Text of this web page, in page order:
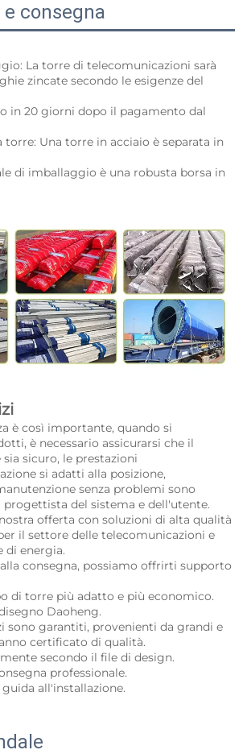
consegna
La torre di telecomunicazioni sarà
zincate secondo le esigenze del
in 20 giorni dopo il pagamento dal
Una torre in acciaio è separata in
di imballaggio è una robusta borsa in
è così importante, quando si
è necessario assicurarsi che il
sicuro, le prestazioni
si adatti alla posizione,
senza problemi sono
progettista del sistema e dell'utente.
offerta con soluzioni di alta qualità
il settore delle telecomunicazioni e
di energia.
consegna, possiamo offrirti supporto
di torre più adatto e più economico.
Daoheng.
sono garantiti, provenienti da grandi e
certificato di qualità.
secondo il file di design.
professionale.
all'installazione.